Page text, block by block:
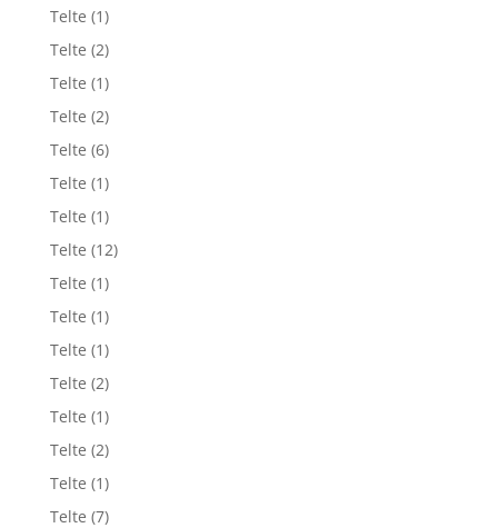
Telte (1)
Telte (2)
Telte (1)
Telte (2)
Telte (6)
Telte (1)
Telte (1)
Telte (12)
Telte (1)
Telte (1)
Telte (1)
Telte (2)
Telte (1)
Telte (2)
Telte (1)
Telte (7)